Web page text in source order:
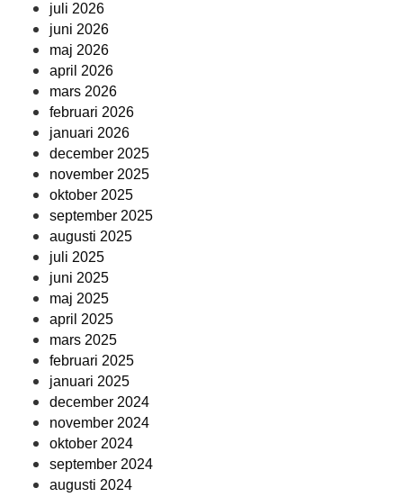
juli 2026
juni 2026
maj 2026
april 2026
mars 2026
februari 2026
januari 2026
december 2025
november 2025
oktober 2025
september 2025
augusti 2025
juli 2025
juni 2025
maj 2025
april 2025
mars 2025
februari 2025
januari 2025
december 2024
november 2024
oktober 2024
september 2024
augusti 2024